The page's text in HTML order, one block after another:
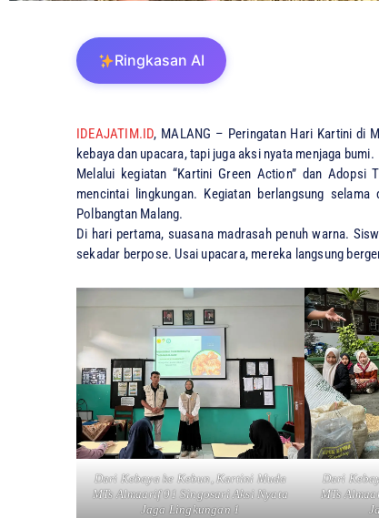
Ringkasan AI
IDEAJATIM.ID, MALANG – Peringatan Hari Kartini di
kebaya dan upacara, tapi juga aksi nyata menjaga bumi.
Melalui kegiatan “Kartini Green Action” dan Adopsi
mencintai lingkungan. Kegiatan berlangsung
Polbangtan Malang.
Di hari pertama, suasana madrasah penuh warna.
sekadar berpose. Usai upacara, mereka langsung
Dari Kebaya ke Kebun, Kartini Muda
MTs Almaarif 01 Singosari Aksi Nyata
Jaga Lingkungan 1
Dari
MTs